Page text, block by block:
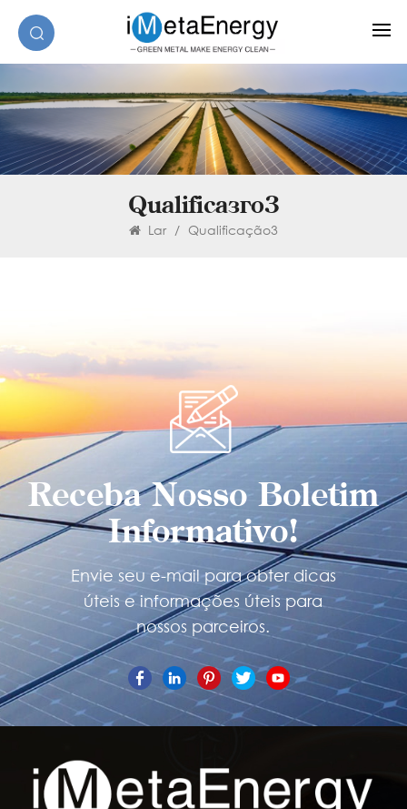
Qualificação3
Lar / Qualificação3
Receba Nosso Boletim
Informativo!
Envie seu e-mail para obter dicas
úteis e informações úteis para
nossos parceiros.